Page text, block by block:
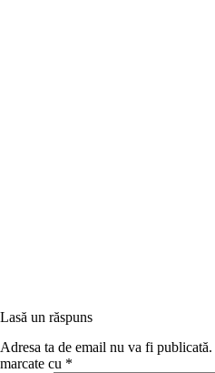
Lasă un răspuns
Adresa ta de email nu va fi publicată.
marcate cu *